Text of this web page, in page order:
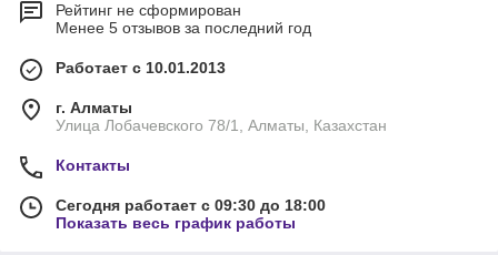
Рейтинг не сформирован
Менее 5 отзывов за последний год
Работает с 10.01.2013
г. Алматы
Улица Лобачевского 78/1, Алматы, Казахстан
Контакты
Сегодня работает с 09:30 до 18:00
Показать весь график работы